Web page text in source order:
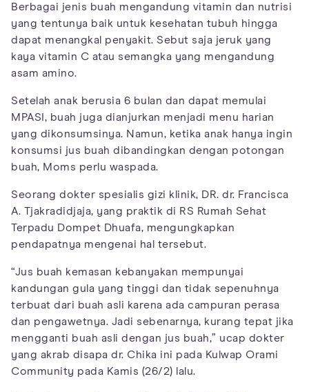
Berbagai jenis buah mengandung vitamin dan nutrisi
yang tentunya baik untuk kesehatan tubuh hingga
dapat menangkal penyakit. Sebut saja jeruk yang
kaya vitamin C atau semangka yang mengandung
asam amino.
Setelah anak berusia 6 bulan dan dapat memulai
MPASI, buah juga dianjurkan menjadi menu harian
yang dikonsumsinya. Namun, ketika anak hanya ingin
konsumsi jus buah dibandingkan dengan potongan
buah, Moms perlu waspada.
Seorang dokter spesialis gizi klinik, DR. dr. Francisca
A. Tjakradidjaja, yang praktik di RS Rumah Sehat
Terpadu Dompet Dhuafa, mengungkapkan
pendapatnya mengenai hal tersebut.
“Jus buah kemasan kebanyakan mempunyai
kandungan gula yang tinggi dan tidak sepenuhnya
terbuat dari buah asli karena ada campuran perasa
dan pengawetnya. Jadi sebenarnya, kurang tepat jika
mengganti buah asli dengan jus buah,” ucap dokter
yang akrab disapa dr. Chika ini pada Kulwap Orami
Community pada Kamis (26/2) lalu.